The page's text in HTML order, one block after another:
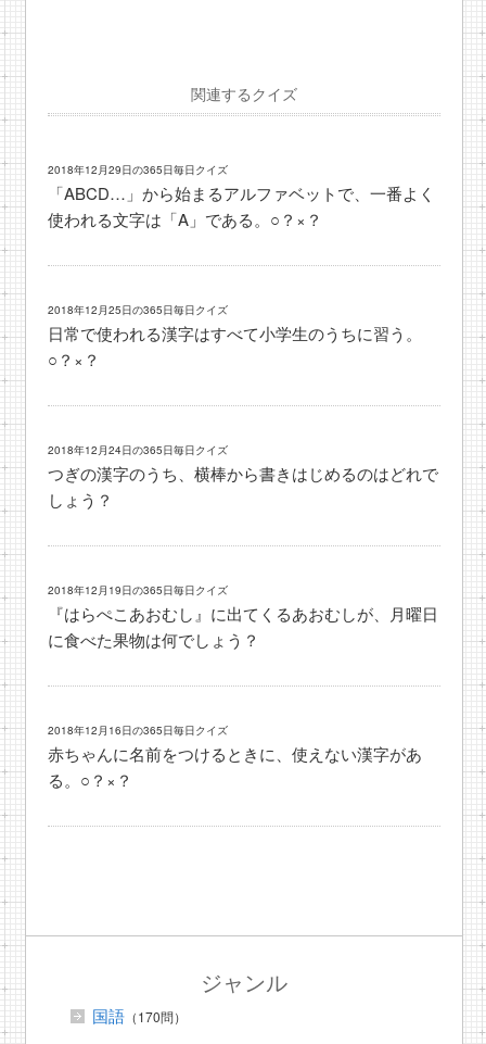
関連するクイズ
2018年12月29日の365日毎日クイズ
「ABCD…」から始まるアルファベットで、一番よく
使われる文字は「A」である。○？×？
2018年12月25日の365日毎日クイズ
日常で使われる漢字はすべて小学生のうちに習う。
○？×？
2018年12月24日の365日毎日クイズ
つぎの漢字のうち、横棒から書きはじめるのはどれで
しょう？
2018年12月19日の365日毎日クイズ
『はらぺこあおむし』に出てくるあおむしが、月曜日
に食べた果物は何でしょう？
2018年12月16日の365日毎日クイズ
赤ちゃんに名前をつけるときに、使えない漢字があ
る。○？×？
ジャンル
国語（170問）